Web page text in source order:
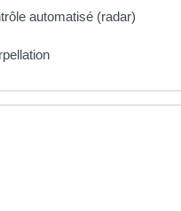
automatisé (radar)